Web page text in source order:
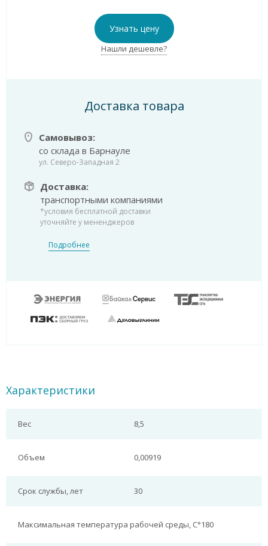
Узнать цену
Нашли дешевле?
Доставка товара
Самовывоз:
со склада в Барнауле
ул. Северо-Западная 2
Доставка:
транспортными компаниями
*условия бесплатной доставки
уточняйте у мененджеров
Подробнее
Характеристики
Вес 8,5
Объем 0,00919
Срок службы, лет 30
Максимальная температура рабочей среды, С°180